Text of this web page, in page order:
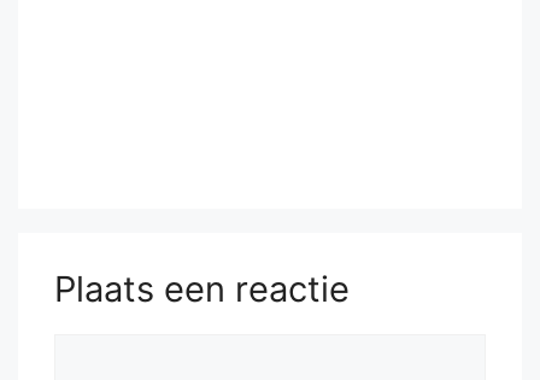
Plaats een reactie